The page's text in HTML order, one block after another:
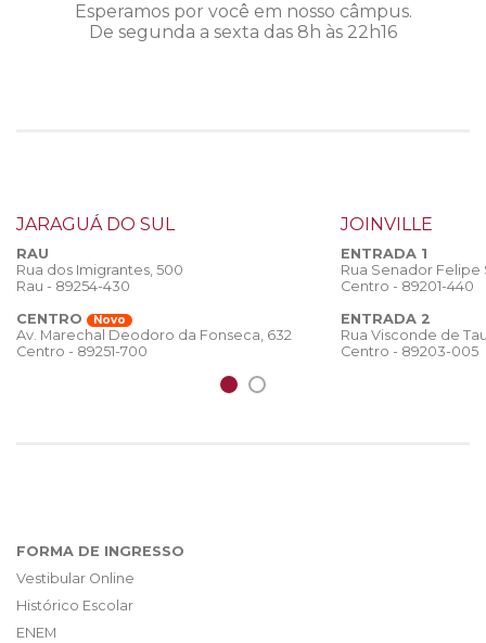
Esperamos por você em nosso câmpus.
De segunda a sexta das 8h às 22h16
JARAGUÁ DO SUL
RAU
Rua dos Imigrantes, 500
Rau - 89254-430
CENTRO
Novo
Av. Marechal Deodoro da Fonseca, 632
Centro - 89251-700
JOINVILLE
ENTRADA 1
Rua Senador
Centro - 89201-440
ENTRADA 2
Rua Visconde de
Centro - 89203-005
FORMA DE INGRESSO
Vestibular Online
Histórico Escolar
ENEM